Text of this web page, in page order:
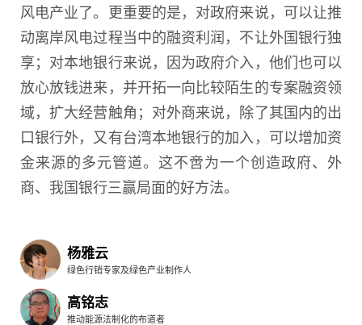
风电产业了。更重要的是，对政府来说，可以让推
动离岸风电过程当中的融资利润，不让外国银行独
享；对本地银行来说，因为政府介入，他们也可以
放心放钱进来，并开拓一向比较陌生的专案融资领
域，扩大经营触角；对外商来说，除了其国内的出
口银行外，又有台湾本地银行的加入，可以增加资
金来源的多元管道。这不啻为一个创造政府、外
商、我国银行三赢局面的好方法。
杨雅云
绿色行销专家及绿色产业制作人
高铭志
推动能源法制化的布道者